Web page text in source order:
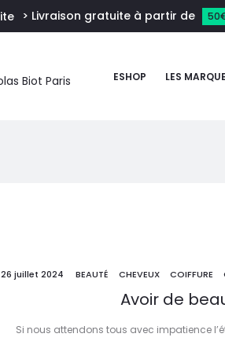
> Livraison gratuite à partir de
ESHOP LES
26 juillet 2024 BEAUTÉ CHEVEUX COIFFURE
Avoir de
Si nous attendons tous avec impatience